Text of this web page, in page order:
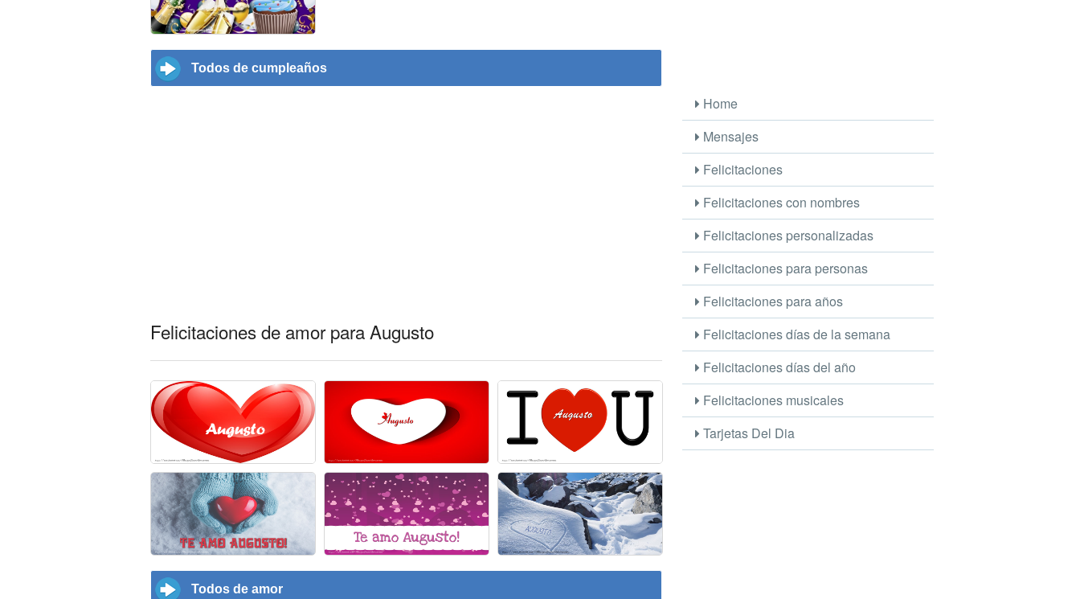
Todos de cumpleaños
Felicitaciones de amor para Augusto
Todos de amor
Home
Mensajes
Felicitaciones
Felicitaciones con nombres
Felicitaciones personalizadas
Felicitaciones para personas
Felicitaciones para años
Felicitaciones días de la semana
Felicitaciones días del año
Felicitaciones musicales
Tarjetas Del Dia